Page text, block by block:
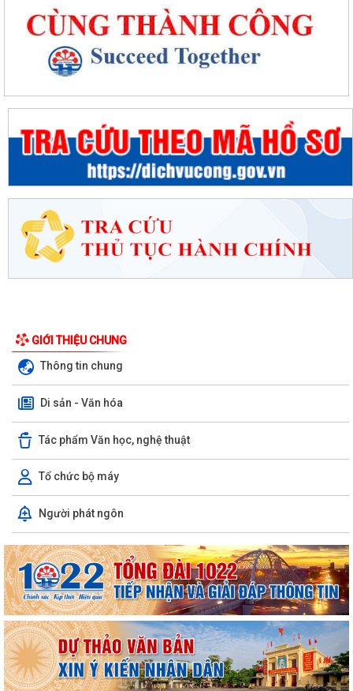
GIỚI THIỆU CHUNG
Thông tin chung
Di sản - Văn hóa
Tác phẩm Văn học, nghệ thuật
Tổ chức bộ máy
Người phát ngôn
TUYÊN TRUYỀN, QUÁN TRIỆT NGHỊ QUYẾT SỐ 11-NQ/TU: QUYẾT
TÂM TẠO ĐỘNG LỰC MỚI CHO TĂNG TRƯỞNG KINH TẾ...
PHƯỜNG HẢI AN TẬP HUẤN HƯỚNG DẪN BẢO ĐẢM AN TOÀN THÔNG
TIN TRONG THỰC HIỆN NHIỆM VỤ